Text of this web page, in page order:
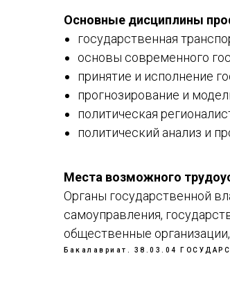
Основные дисциплины
государственная
основы современного
принятие и исполнение
прогнозирование и
политическая
политический анализ и
Места возможного
Органы государственной
самоуправления,
общественные
Бакалавриат. 38.03.04